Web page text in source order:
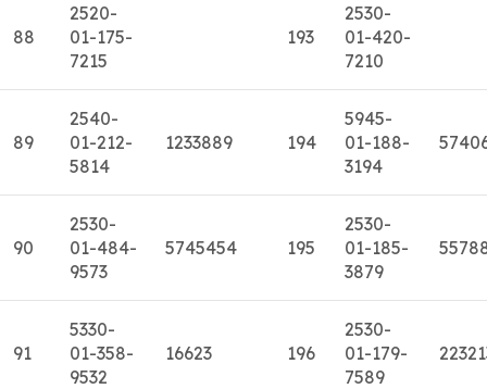
88
2520-
01-175-
7215
193
2530-
01-420-
7210
89
2540-
01-212-
5814
1233889 194
5945-
01-188-
3194
90
2530-
01-484-
9573
5745454 195
2530-
01-185-
3879
91
5330-
01-358-
9532
16623 196
2530-
01-179-
7589